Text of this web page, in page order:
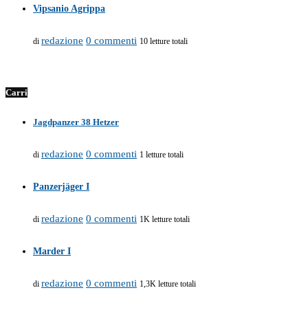
Vipsanio Agrippa
di redazione 0 commenti 10 letture totali
Carri
Jagdpanzer 38 Hetzer
di redazione 0 commenti 1 letture totali
Panzerjäger I
di redazione 0 commenti 1K letture totali
Marder I
di redazione 0 commenti 1,3K letture totali